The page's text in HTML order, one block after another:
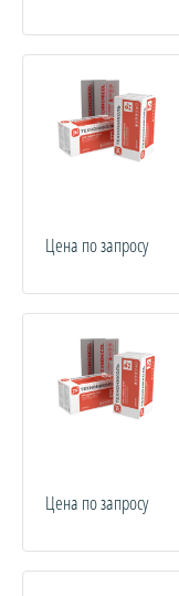
Цена по запросу
Цена по запросу